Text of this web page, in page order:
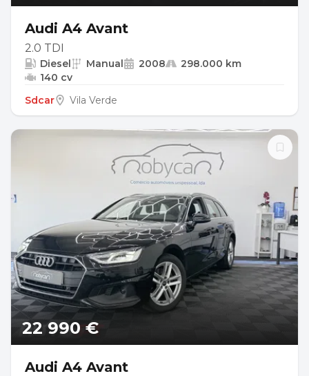
Audi A4 Avant
2.0 TDI
Diesel Manual 2008
298.000 km
140 cv
Sdcar
Vila Verde
22 990 €
Audi A4 Avant